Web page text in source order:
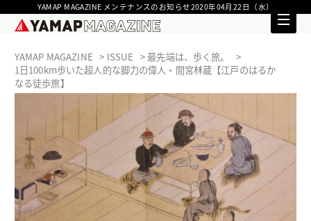
YAMAP MAGAZINE メンテナンスのお知らせ2020年04月22日（水）
YAMAP MAGAZINE ISSUE
最先端は、歩く旅。
1日100km歩いた超人的な脚力の偉人・間宮林蔵【江戸のはるか
なる徒歩旅】